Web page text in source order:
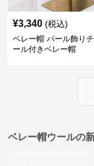
¥3,340 (税込)
ベレー帽 パール飾り
ール付きベレー帽
ベレー帽ウールの